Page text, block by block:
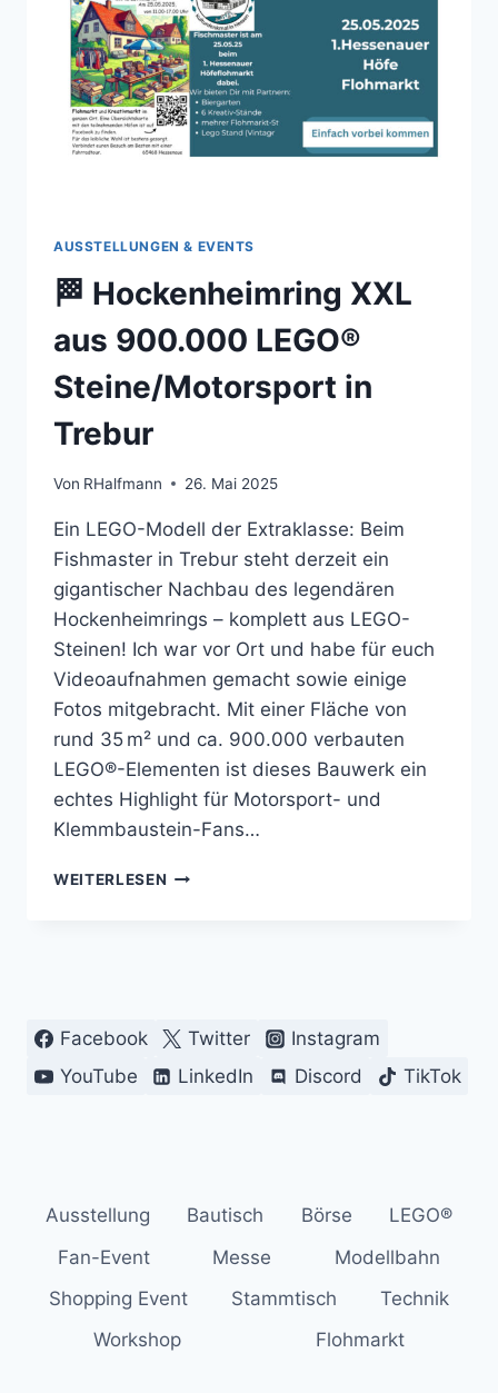
AUSSTELLUNGEN & EVENTS
🏁 Hockenheimring XXL
aus 900.000 LEGO®
Steine/Motorsport in
Trebur
Von RHalfmann 26. Mai 2025
Ein LEGO-Modell der Extraklasse: Beim
Fishmaster in Trebur steht derzeit ein
gigantischer Nachbau des legendären
Hockenheimrings – komplett aus LEGO-
Steinen! Ich war vor Ort und habe für euch
Videoaufnahmen gemacht sowie einige
Fotos mitgebracht. Mit einer Fläche von
rund 35 m² und ca. 900.000 verbauten
LEGO®-Elementen ist dieses Bauwerk ein
echtes Highlight für Motorsport- und
Klemmbaustein-Fans…
WEITERLESEN
IN
Facebook Twitter
Instagram
YouTube
LinkedIn Discord TikTok
Ausstellung Bautisch Börse
LEGO®
Fan-Event
Messe
Modellbahn
Shopping Event
Stammtisch
Technik
Workshop
Flohmarkt